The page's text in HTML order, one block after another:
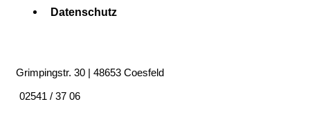
Datenschutz
Grimpingstr. 30 | 48653 Coesfeld
02541 / 37 06